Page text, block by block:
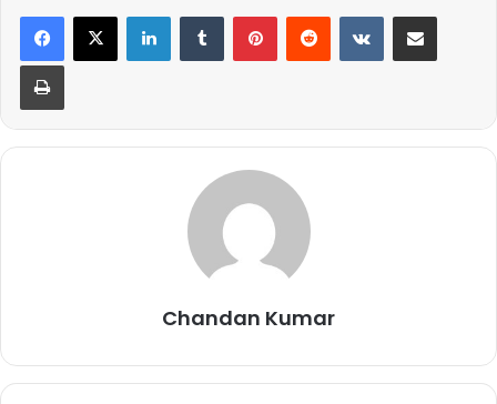
Chandan Kumar